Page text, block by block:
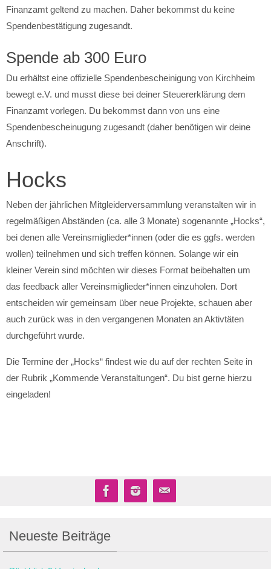
Finanzamt geltend zu machen. Daher bekommst du keine
Spendenbestätigung zugesandt.
Spende ab 300 Euro
Du erhältst eine offizielle Spendenbescheinigung von Kirchheim
bewegt e.V. und musst diese bei deiner Steuererklärung dem
Finanzamt vorlegen. Du bekommst dann von uns eine
Spendenbescheinugung zugesandt (daher benötigen wir deine
Anschrift).
Hocks
Neben der jährlichen Mitgleiderversammlung veranstalten wir in
regelmäßigen Abständen (ca. alle 3 Monate) sogenannte „Hocks“,
bei denen alle Vereinsmiglieder*innen (oder die es ggfs. werden
wollen) teilnehmen und sich treffen können. Solange wir ein
kleiner Verein sind möchten wir dieses Format beibehalten um
das feedback aller Vereinsmiglieder*innen einzuholen. Dort
entscheiden wir gemeinsam über neue Projekte, schauen aber
auch zurück was in den vergangenen Monaten an Aktivtäten
durchgeführt wurde.
Die Termine der „Hocks“ findest wie du auf der rechten Seite in
der Rubrik „Kommende Veranstaltungen“. Du bist gerne hierzu
eingeladen!
Neueste Beiträge